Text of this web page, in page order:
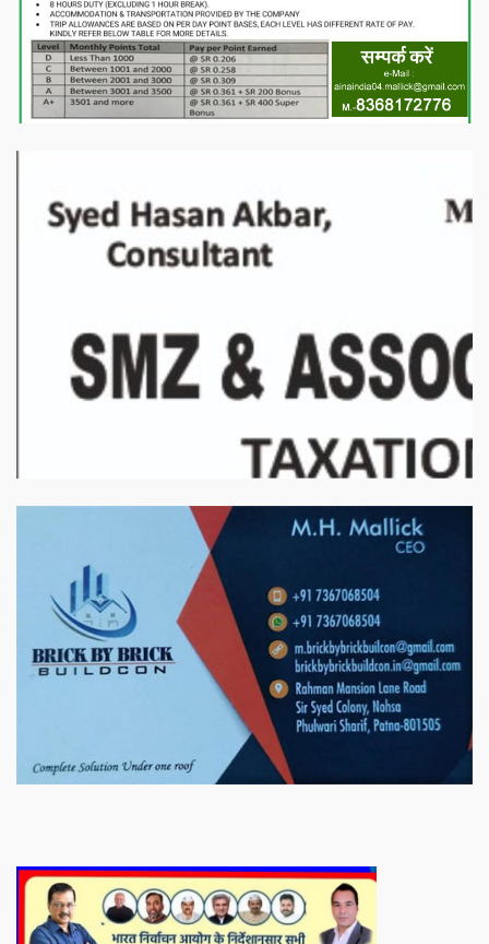
बिरादराने मिलात – अतिना वेलफ़ेयर फाउंडेशन, बेरोजगार महिलाओं के लिए बेहतर
स्वयं रोजगार के एक बेहतर अवसर प्रदान करने जा रहा है जिसके लिये महिलाओं
को प्रशिक्षित कर उन्हें स्वयं रोजगार सम्मुख बनाया जा सके। ताकि उन्हें अपनी
आजीविका के लिए अपना घर छोड़ना न पड़े। निवेदक – अतिना वेलफेयर
फाउंडेशन – बिहारशरीफ रहबर यूनिट।